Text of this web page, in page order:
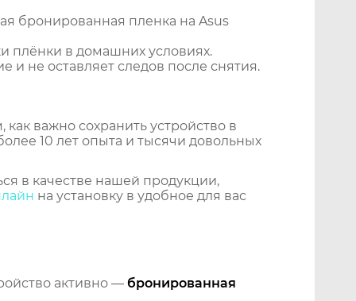
бронированная пленка на Asus
плёнки в домашних условиях.
и не оставляет следов после снятия.
важно сохранить устройство в
10 лет опыта и тысячи довольных
в качестве нашей продукции,
на установку в удобное для вас
активно — бронированная